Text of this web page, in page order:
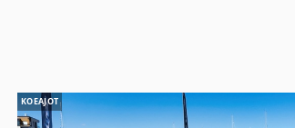
KOEAJOT